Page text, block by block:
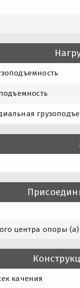
центра опоры (a)
качения